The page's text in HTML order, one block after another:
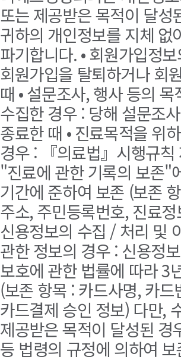
또는 제공받은 목적이 달성
귀하의 개인정보를 지체 없
파기합니다. • 회원가입정
회원가입을 탈퇴하거나 회
때 • 설문조사, 행사 등의 목
수집한 경우 : 당해 설문조
종료한 때 • 진료목적을 위
경우 : 『의료법』시행규칙
"진료에 관한 기록의 보존"
기간에 준하여 보존 (보존
주소, 주민등록번호, 진료정
신용정보의 수집 / 처리 및
관한 정보의 경우 : 신용정
보호에 관한 법률에 따라 3
(보존 항목 : 카드사명, 카드
카드결제 승인 정보) 다만,
제공받은 목적이 달성된 경
등 법령의 규정에 의하여